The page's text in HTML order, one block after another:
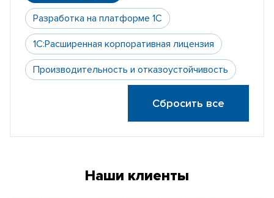
Разработка на платформе 1С
1С:Расширенная корпоративная лицензия
Производительность и отказоустойчивость
Сбросить все
Наши клиенты